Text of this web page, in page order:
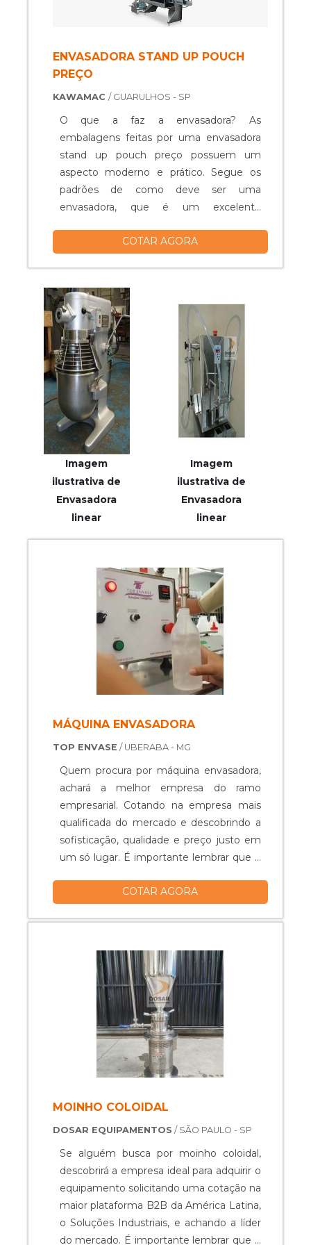
ENVASADORA STAND UP POUCH
PREÇO
KAWAMAC / GUARULHOS - SP
O que a faz a envasadora? As
embalagens feitas por uma envasadora
stand up pouch preço possuem um
aspecto moderno e prático. Segue os
padrões de como deve ser uma
envasadora, que é um excelente
muito a vida de qualquer empresa. Uma
útil do alimento de maneira saudável, a
embalagem tem um processo final de
fácil manuseio, ...
COTAR AGORA
Imagem
ilustrativa de
Envasadora
linear
Imagem
ilustrativa de
Envasadora
linear
MÁQUINA ENVASADORA
TOP ENVASE / UBERABA - MG
Quem procura por máquina envasadora,
achará a melhor empresa do ramo
empresarial. Cotando na empresa mais
qualificada do mercado e descobrindo a
sofisticação, qualidade e preço justo em
um só lugar. É importante lembrar que o
empresas especializadas no segmento.
qualidade e durabilidade dos materiais,
substituições frequentes de peças
defeituosas. Assim, é possível poupar
gastos desnecessários. MAIS DETALHES
INTERESSANTES SOBRE MÁQUINA
ENVASADORA Se alguém procurar por
máquina tipo envasadora em uma
empresa inovadora, se depara com a Top
em misturadores e bombas de
melhor no mercado para cada cliente.
Discorrendo ainda sobre máquina
envasadora, sempre deve-se buscar uma
empresa que tenha produtos e serviços
com ótima qualidade e precisão,
pequenos detalhes, mas de grande valia
para saber a procedência e seriedade da
COTAR AGORA
MOINHO COLOIDAL
DOSAR EQUIPAMENTOS / SÃO PAULO - SP
Se alguém busca por moinho coloidal,
descobrirá a empresa ideal para adquirir o
equipamento solicitando uma cotação na
maior plataforma B2B da América Latina,
o Soluções Industriais, e achando a líder
do mercado. É importante lembrar que o